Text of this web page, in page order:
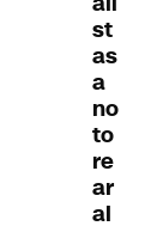
st
as
a
no
to
re
ar
al